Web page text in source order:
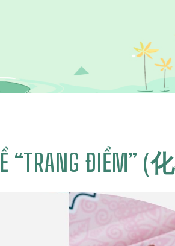
“TRANG ĐIỂM” (